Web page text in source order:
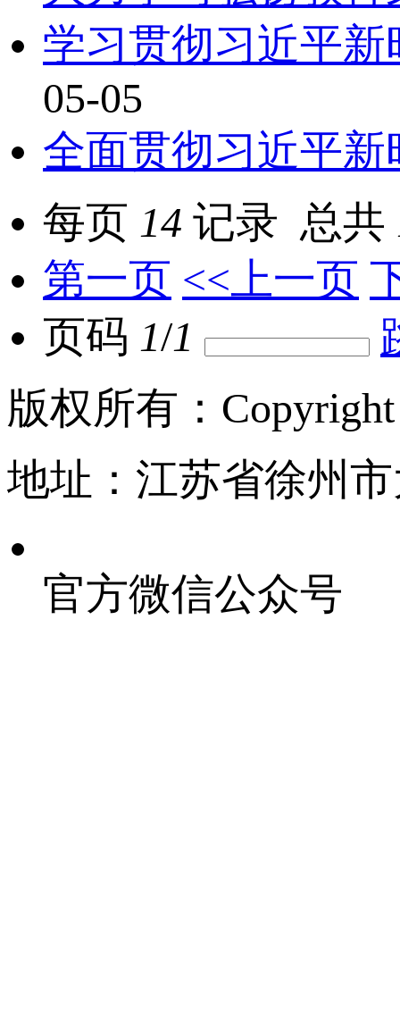
学习贯彻习近平
05-05
全面贯彻习近平
每页 14 记录 总共
第一页 <<上一页
页码 1/1
版权所有：
地址：江苏省徐州
官方微信公众号